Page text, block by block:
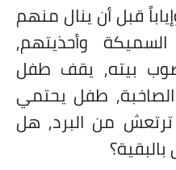
قبل أن ينال منهم
وأحذيتهم,
بيته, يقف طفل
طفل يحتمي
ترتعش من البرد, هل